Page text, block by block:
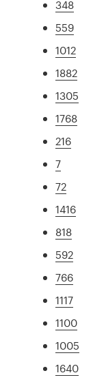
348
559
1012
1882
1305
1768
216
7
72
1416
818
592
766
1117
1100
1005
1640